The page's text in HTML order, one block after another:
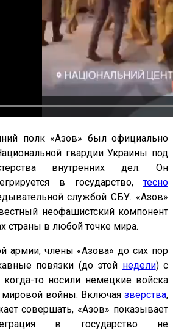
полк «Азов» был официально
гвардии Украины под
внутренних дел. Он
в государство,тесно
службой СБУ. «Азов»
неофашистский компонент
страны в любой точке мира.
армии, члены «Азова» до сих пор
повязки (до этой недели) с
то носили немецкие войска
войны. Включая зверства,
совершать, «Азов» показывает
в государство не